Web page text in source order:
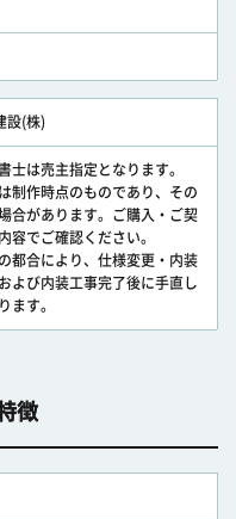
設(株)
士は売主指定となります。
制作時点のものであり、その
合があります。ご購入・ご契
容でご確認ください。
都合により、仕様変更・内装
よび内装工事完了後に手直し
ます。
徴